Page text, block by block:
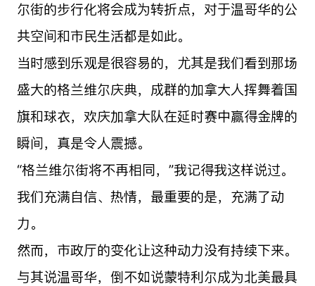
尔街的步行化将会成为转折点，对于温哥华的公
共空间和市民生活都是如此。
当时感到乐观是很容易的，尤其是我们看到那场
盛大的格兰维尔庆典，成群的加拿大人挥舞着国
旗和球衣，欢庆加拿大队在延时赛中赢得金牌的
瞬间，真是令人震撼。
“格兰维尔街将不再相同，”我记得我这样说过。
我们充满自信、热情，最重要的是，充满了动
力。
然而，市政厅的变化让这种动力没有持续下来。
与其说温哥华，倒不如说蒙特利尔成为北美最具